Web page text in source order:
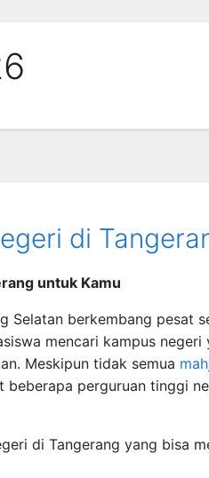
di
untuk Kamu
Selatan berkembang pesat
mencari kampus
Meskipun tidak semua
perguruan tinggi
di Tangerang yang bisa